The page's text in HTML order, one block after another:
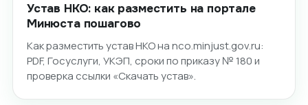
Устав НКО: как разместить на портале
Минюста пошагово
Как разместить устав НКО на nco.minjust.gov.ru:
PDF, Госуслуги, УКЭП, сроки по приказу № 180 и
проверка ссылки «Скачать устав».